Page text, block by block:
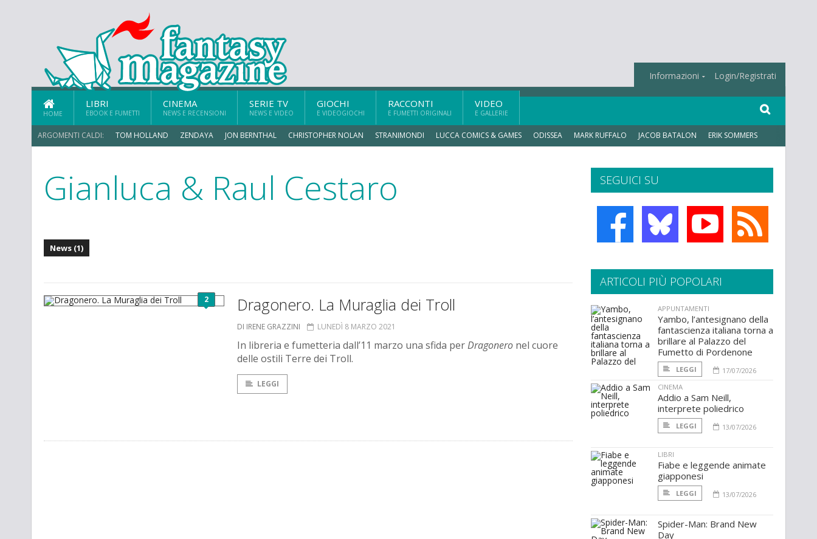
Informazioni Login/Registrati
HOME
LIBRI
EBOOK E FUMETTI
CINEMA
NEWS E RECENSIONI
SERIE TV
NEWS E VIDEO
GIOCHI
E VIDEOGIOCHI
RACCONTI
E FUMETTI ORIGINALI
VIDEO
E GALLERIE
ARGOMENTI CALDI: TOM HOLLAND ZENDAYA JON BERNTHAL CHRISTOPHER NOLAN STRANIMONDI LUCCA COMICS & GAMES ODISSEA MARK RUFFALO JACOB BATALON ERIK SOMMERS
Gianluca & Raul Cestaro
News (1)
2 Dragonero. La Muraglia dei Troll
DI IRENE GRAZZINI LUNEDÌ 8 MARZO 2021
In libreria e fumetteria dall’11 marzo una sfida perDragonero nel cuore
delle ostili Terre dei Troll.
LEGGI
SEGUICI SU
ARTICOLI PIÙ POPOLARI
APPUNTAMENTI
Yambo, l’antesignano della
fantascienza italiana torna a
brillare al Palazzo del
Fumetto di Pordenone
LEGGI
17/07/2026
CINEMA
Addio a Sam Neill,
interprete poliedrico
LEGGI 13/07/2026
LIBRI
Fiabe e leggende animate
giapponesi
LEGGI 13/07/2026
Spider-Man: Brand New
Day